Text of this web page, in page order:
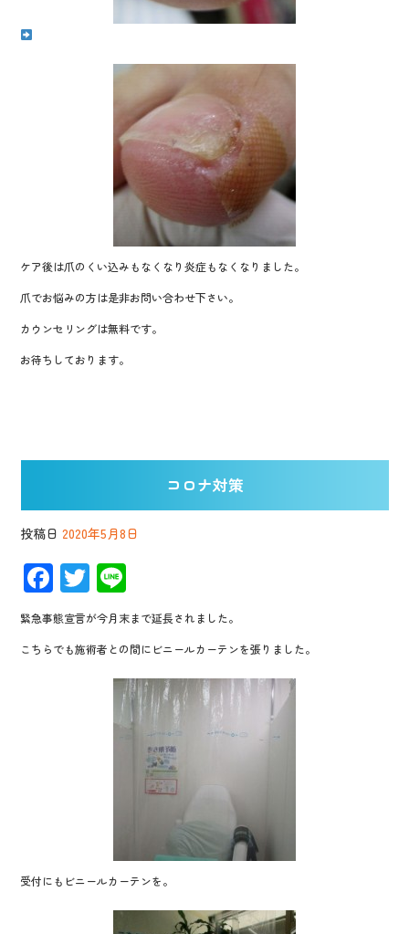
ケア後は爪のくい込みもなくなり炎症もなくなりました。
爪でお悩みの方は是非お問い合わせ下さい。
カウンセリングは無料です。
お待ちしております。
コロナ対策
投稿日 2020年5月8日
F
ac
e
b
T
wi
tt
er
n
e
緊急事態宣言が今月末まで延長されました。
こちらでも施術者との間にビニールカーテンを張りました。
受付にもビニールカーテンを。